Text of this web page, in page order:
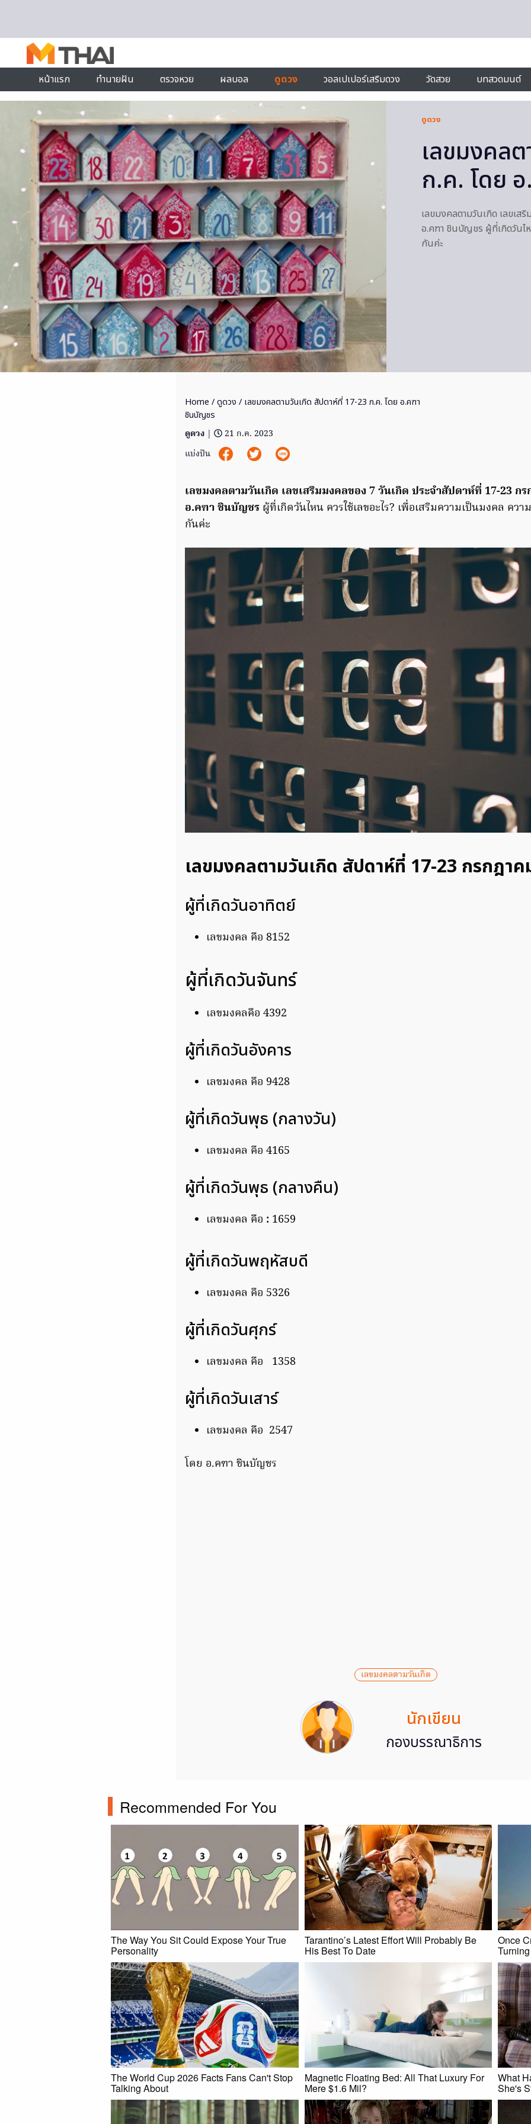
หน้าแรก ทำนายฝัน ตรวจหวย ผลบอล ดูดวง วอลเปเปอร์เสริมดวง วัดสวย บทสวดมนต์
ดูดวง
เลขมงคล
ก.ค. โดย
เลขมงคลตามวันเกิด เลขเส
อ.คฑา ชินบัญชร ผู้ที่เกิดวันไห
กันค่ะ
Home /ดูดวง / เลขมงคลตามวันเกิด สัปดาห์ที่ 17-23 ก.ค. โดย อ.คฑา
ชินบัญชร
ดูดวง |
21 ก.ค. 2023
แบ่งปัน
เลขมงคลตามวันเกิด เลขเสริมมงคลของ 7 วันเกิด ประจำสัปดาห์ที่ 17-23 ก
อ.คฑา ชินบัญชร ผู้ที่เกิดวันไหน ควรใช้เลขอะไร? เพื่อเสริมความเป็นมงคล ควา
กันค่ะ
เลขมงคลตามวันเกิด สัปดาห์ที่ 17-23 กรกฎา
ผู้ที่เกิดวันอาทิตย์
เลขมงคล คือ 8152
ผู้ที่เกิดวันจันทร์
เลขมงคลคือ 4392
ผู้ที่เกิดวันอังคาร
เลขมงคล คือ 9428
ผู้ที่เกิดวันพุธ (กลางวัน)
เลขมงคล คือ 4165
ผู้ที่เกิดวันพุธ (กลางคืน)
เลขมงคล คือ : 1659
ผู้ที่เกิดวันพฤหัสบดี
เลขมงคล คือ 5326
ผู้ที่เกิดวันศุกร์
เลขมงคล คือ 1358
ผู้ที่เกิดวันเสาร์
เลขมงคล คือ 2547
โดย อ.คฑา ชินบัญชร
เลขมงคลตามวันเกิด
นักเขียน
กองบรรณาธิการ
Recommended For You
The Way You Sit Could Expose Your True
Personality
Tarantino’s Latest Effort Will Probably Be
His Best To Date
Once
The World Cup 2026 Facts Fans Can't Stop
Talking About
Magnetic Floating Bed: All That Luxury For
Mere $1.6 Mil?
What
She's